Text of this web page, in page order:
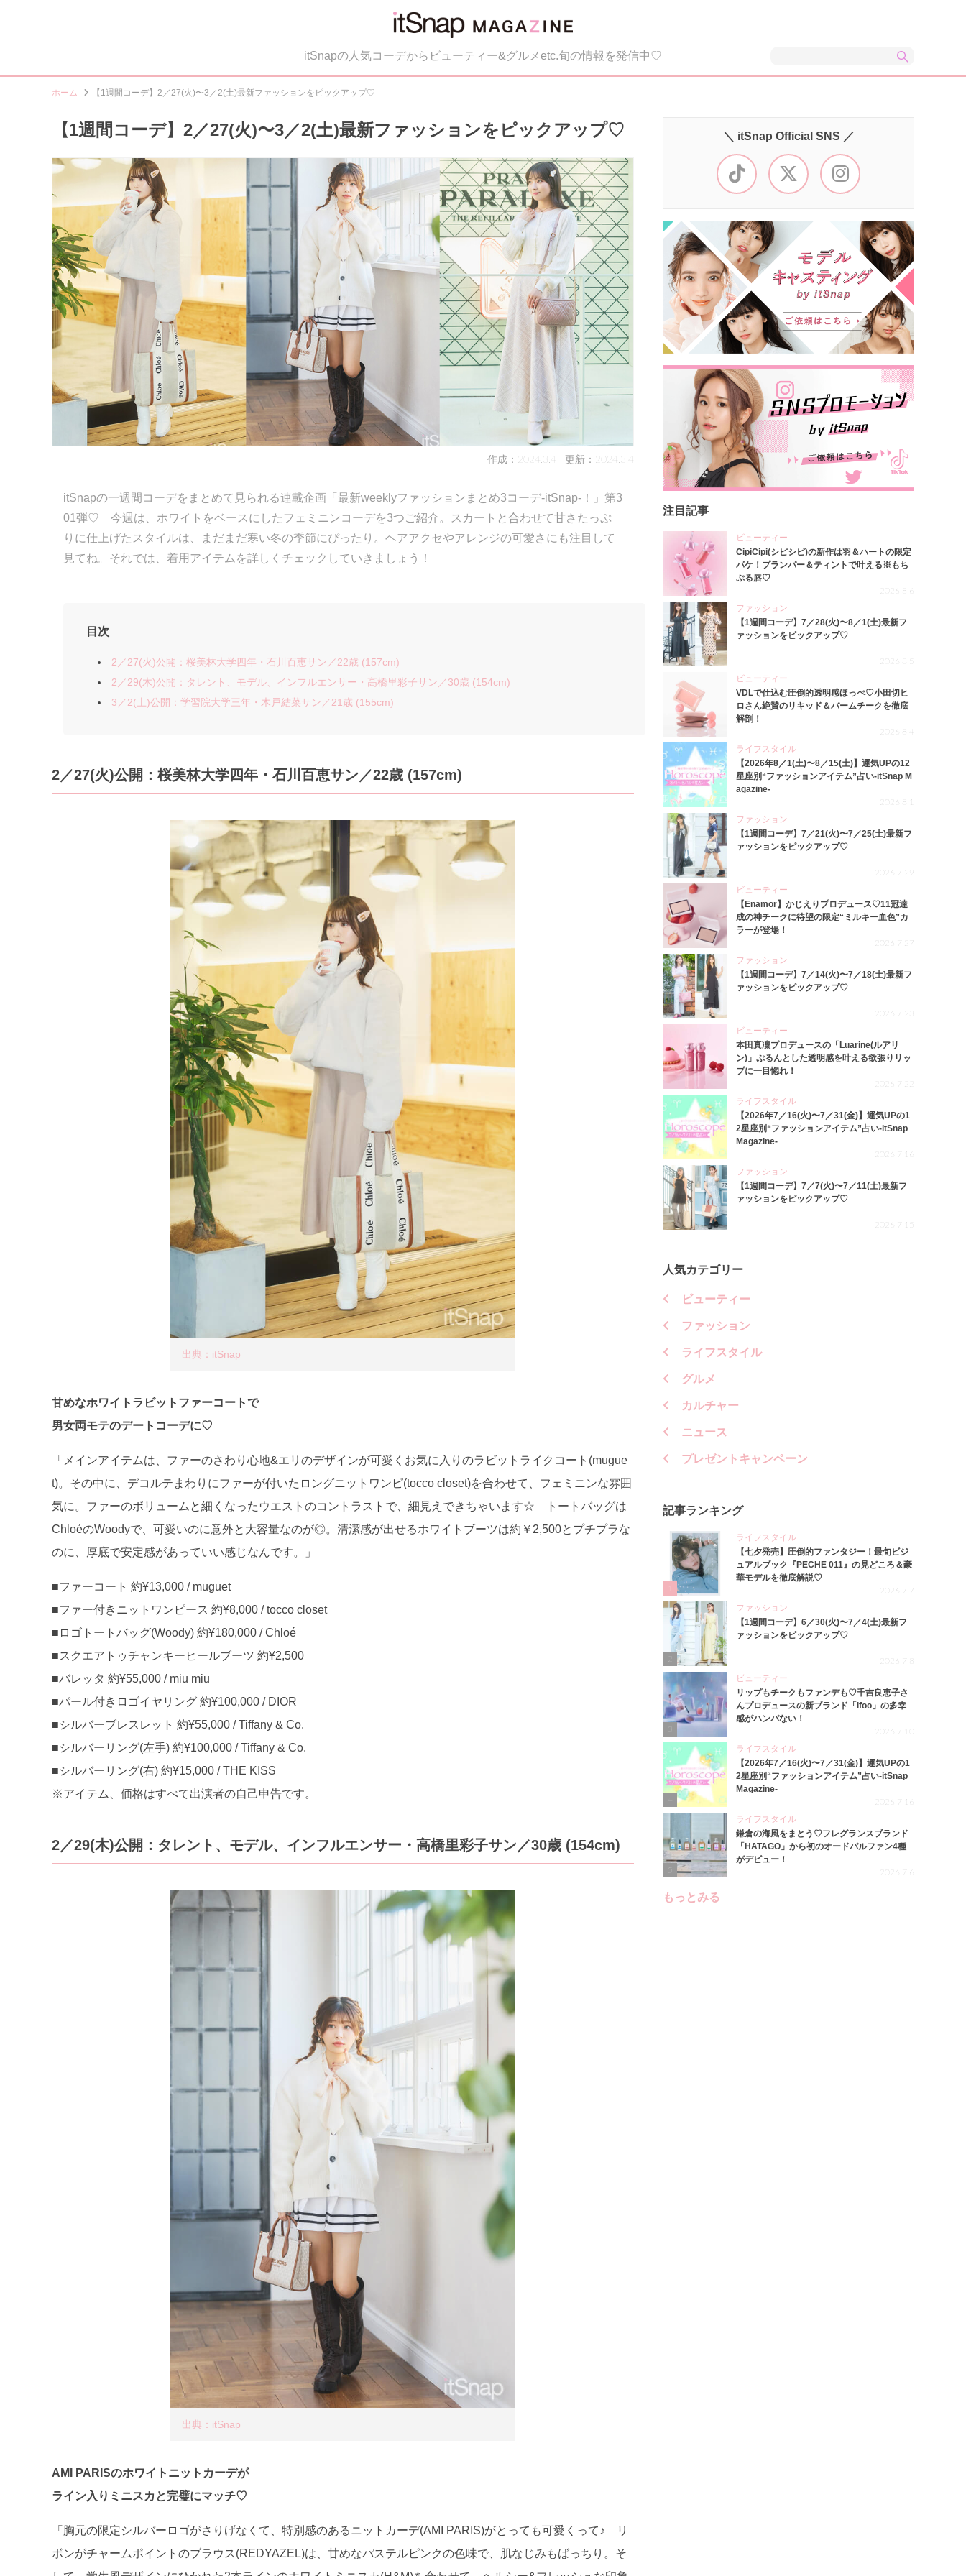
itSnapの人気コーデからビューティー&グルメetc.旬の情報を発信中♡
ホーム 【1週間コーデ】2／27(火)〜3／2(土)最新ファッションをピックアップ♡
【1週間コーデ】2／27(火)〜3／2(土)最新ファッションをピックアップ♡
作成：2024.3.4 更新：2024.3.4
itSnapの一週間コーデをまとめて見られる連載企画「最新weeklyファッションまとめ3コーデ-itSnap-！」第3
01弾♡ 今週は、ホワイトをベースにしたフェミニンコーデを3つご紹介。スカートと合わせて甘さたっぷ
りに仕上げたスタイルは、まだまだ寒い冬の季節にぴったり。ヘアアクセやアレンジの可愛さにも注目して
見てね。それでは、着用アイテムを詳しくチェックしていきましょう！
目次
2／27(火)公開：桜美林大学四年・石川百恵サン／22歳 (157cm)
2／29(木)公開：タレント、モデル、インフルエンサー・高橋里彩子サン／30歳 (154cm)
3／2(土)公開：学習院大学三年・木戸結菜サン／21歳 (155cm)
2／27(火)公開：桜美林大学四年・石川百恵サン ／22歳 (157cm)
出典：itSnap
甘めなホワイトラビットファーコートで
男女両モテのデートコーデに♡
「メインアイテムは、ファーのさわり心地&エリのデザインが可愛くお気に入りのラビットライクコート(mugue
t)。その中に、デコルテまわりにファーが付いたロングニットワンピ(tocco closet)を合わせて、フェミニンな雰囲
気に。ファーのボリュームと細くなったウエストのコントラストで、細見えできちゃいます☆ トートバッグは
ChloéのWoodyで、可愛いのに意外と大容量なのが◎。清潔感が出せるホワイトブーツは約￥2,500とプチプラな
のに、厚底で安定感があっていい感じなんです。」
■ファーコート 約¥13,000 / muguet
■ファー付きニットワンピース 約¥8,000 / tocco closet
■ロゴトートバッグ(Woody) 約¥180,000 / Chloé
■スクエアトゥチャンキーヒールブーツ 約¥2,500
■バレッタ 約¥55,000 / miu miu
■パール付きロゴイヤリング 約¥100,000 / DIOR
■シルバーブレスレット 約¥55,000 / Tiffany & Co.
■シルバーリング(左手) 約¥100,000 / Tiffany & Co.
■シルバーリング(右) 約¥15,000 / THE KISS
※アイテム、価格はすべて出演者の自己申告です。
2／29(木)公開：タレント、モデル、インフルエンサー・高橋里彩子サン ／30歳 (154cm)
出典：itSnap
AMI PARISのホワイトニットカーデが
ライン入りミニスカと完璧にマッチ♡
「胸元の限定シルバーロゴがさりげなくて、特別感のあるニットカーデ(AMI PARIS)がとっても可愛くって♪ リ
ボンがチャームポイントのブラウス(REDYAZEL)は、甘めなパステルピンクの色味で、肌なじみもばっちり。そ
＼ itSnap Official SNS ／
注目記事
ビューティー
CipiCipi(シピシピ)の新作は羽＆ハートの限定
パケ！プランパー＆ティントで叶える※もち
ぷる唇♡
2026.8.6
ファッション
【1週間コーデ】7／28(火)〜8／1(土)最新フ
ァッションをピックアップ♡
2026.8.5
ビューティー
VDLで仕込む圧倒的透明感ほっぺ♡小田切ヒ
ロさん絶賛のリキッド＆バームチークを徹底
解剖！
2026.8.4
ライフスタイル
【2026年8／1(土)〜8／15(土)】運気UPの12
星座別“ファッションアイテム”占い-itSnap M
agazine-
2026.8.1
ファッション
【1週間コーデ】7／21(火)〜7／25(土)最新フ
ァッションをピックアップ♡
2026.7.29
ビューティー
【Enamor】かじえりプロデュース♡11冠達
成の神チークに待望の限定“ミルキー血色”カ
ラーが登場！
2026.7.27
ファッション
【1週間コーデ】7／14(火)〜7／18(土)最新フ
ァッションをピックアップ♡
2026.7.23
ビューティー
本田真凜プロデュースの「Luarine(ルアリ
ン)」ぷるんとした透明感を叶える欲張りリッ
プに一目惚れ！
2026.7.22
ライフスタイル
【2026年7／16(火)〜7／31(金)】運気UPの1
2星座別“ファッションアイテム”占い-itSnap
Magazine-
2026.7.16
ファッション
【1週間コーデ】7／7(火)〜7／11(土)最新フ
ァッションをピックアップ♡
2026.7.15
人気カテゴリー
ビューティー
ファッション
ライフスタイル
グルメ
カルチャー
ニュース
プレゼントキャンペーン
記事ランキング
ライフスタイル
【七夕発売】圧倒的ファンタジー！最旬ビジ
ュアルブック『PECHE 011』の見どころ＆豪
華モデルを徹底解説♡
2026.7.7
ファッション
【1週間コーデ】6／30(火)〜7／4(土)最新フ
ァッションをピックアップ♡
2026.7.8
3
ビューティー
リップもチークもファンデも♡千吉良恵子さ
んプロデュースの新ブランド「ifoo」の多幸
感がハンパない！
2026.7.10
4
ライフスタイル
【2026年7／16(火)〜7／31(金)】運気UPの1
2星座別“ファッションアイテム”占い-itSnap
Magazine-
2026.7.16
ライフスタイル
鎌倉の海風をまとう♡フレグランスブランド
「HATAGO」から初のオードパルファン4種
がデビュー！
2026.7.6
もっとみる